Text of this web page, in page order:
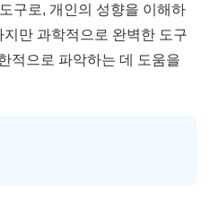
구로, 개인의 성향을 이해하
만 과학적으로 완벽한 도구
적으로 파악하는 데 도움을